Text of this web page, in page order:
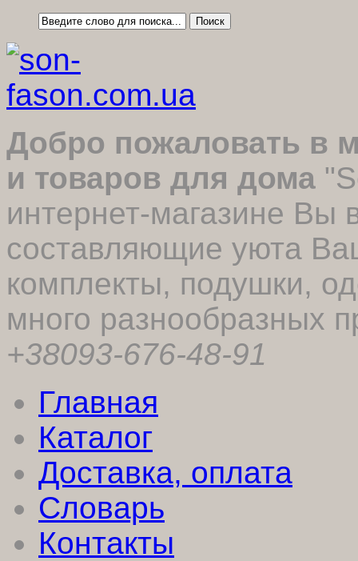
Добро пожаловать в
и товаров для дома
интернет-магазине Вы
составляющие уюта
комплекты, подушки,
много разнообразных
+38093-676-48-91
Главная
Каталог
Доставка, оплата
Словарь
Контакты